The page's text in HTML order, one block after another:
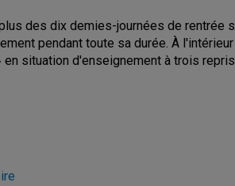
des dix demies-journées de rentrée
pendant toute sa durée. À
situation d'enseignement à trois